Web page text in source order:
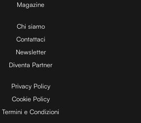
i
d
e
Magazine
Chi siamo
Contattaci
Newsletter
Diventa Partner
Privacy Policy
Cookie Policy
Termini e Condizioni